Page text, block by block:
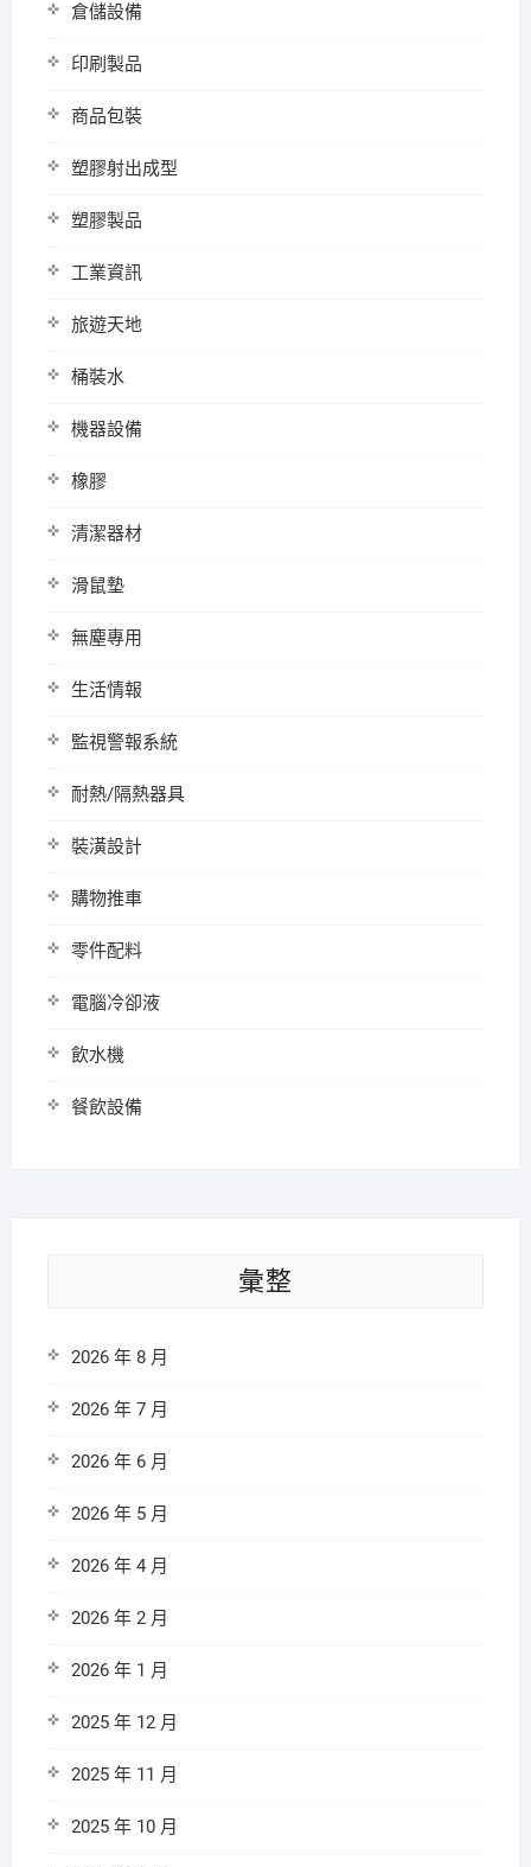
倉儲設備
印刷製品
商品包裝
塑膠射出成型
塑膠製品
工業資訊
旅遊天地
桶裝水
機器設備
橡膠
清潔器材
滑鼠墊
無塵專用
生活情報
監視警報系統
耐熱/隔熱器具
裝潢設計
購物推車
零件配料
電腦冷卻液
飲水機
餐飲設備
彙整
2026 年 8 月
2026 年 7 月
2026 年 6 月
2026 年 5 月
2026 年 4 月
2026 年 2 月
2026 年 1 月
2025 年 12 月
2025 年 11 月
2025 年 10 月